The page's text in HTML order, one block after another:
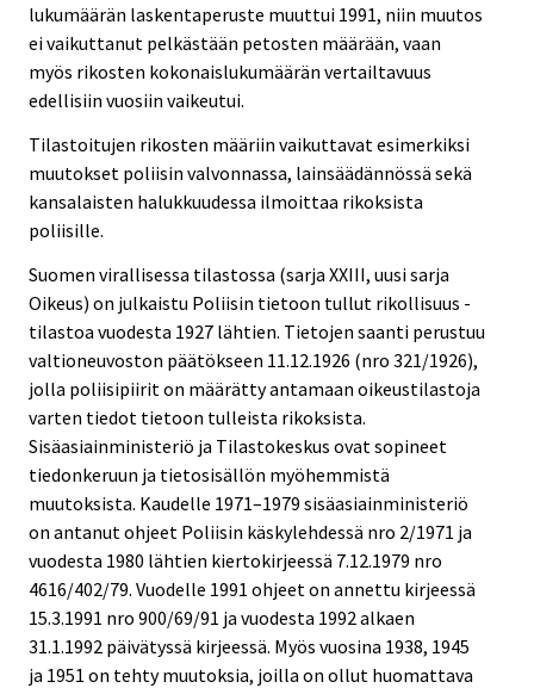
lukumäärän laskentaperuste muuttui 1991, niin muutos
ei vaikuttanut pelkästään petosten määrään, vaan
myös rikosten kokonaislukumäärän vertailtavuus
edellisiin vuosiin vaikeutui.
Tilastoitujen rikosten määriin vaikuttavat esimerkiksi
muutokset poliisin valvonnassa, lainsäädännössä sekä
kansalaisten halukkuudessa ilmoittaa rikoksista
poliisille.
Suomen virallisessa tilastossa (sarja XXIII, uusi sarja
Oikeus) on julkaistu Poliisin tietoon tullut rikollisuus -
tilastoa vuodesta 1927 lähtien. Tietojen saanti perustuu
valtioneuvoston päätökseen 11.12.1926 (nro 321/1926),
jolla poliisipiirit on määrätty antamaan oikeustilastoja
varten tiedot tietoon tulleista rikoksista.
Sisäasiainministeriö ja Tilastokeskus ovat sopineet
tiedonkeruun ja tietosisällön myöhemmistä
muutoksista. Kaudelle 1971–1979 sisäasiainministeriö
on antanut ohjeet Poliisin käskylehdessä nro 2/1971 ja
vuodesta 1980 lähtien kiertokirjeessä 7.12.1979 nro
4616/402/79. Vuodelle 1991 ohjeet on annettu kirjeessä
15.3.1991 nro 900/69/91 ja vuodesta 1992 alkaen
31.1.1992 päivätyssä kirjeessä. Myös vuosina 1938, 1945
ja 1951 on tehty muutoksia, joilla on ollut huomattava